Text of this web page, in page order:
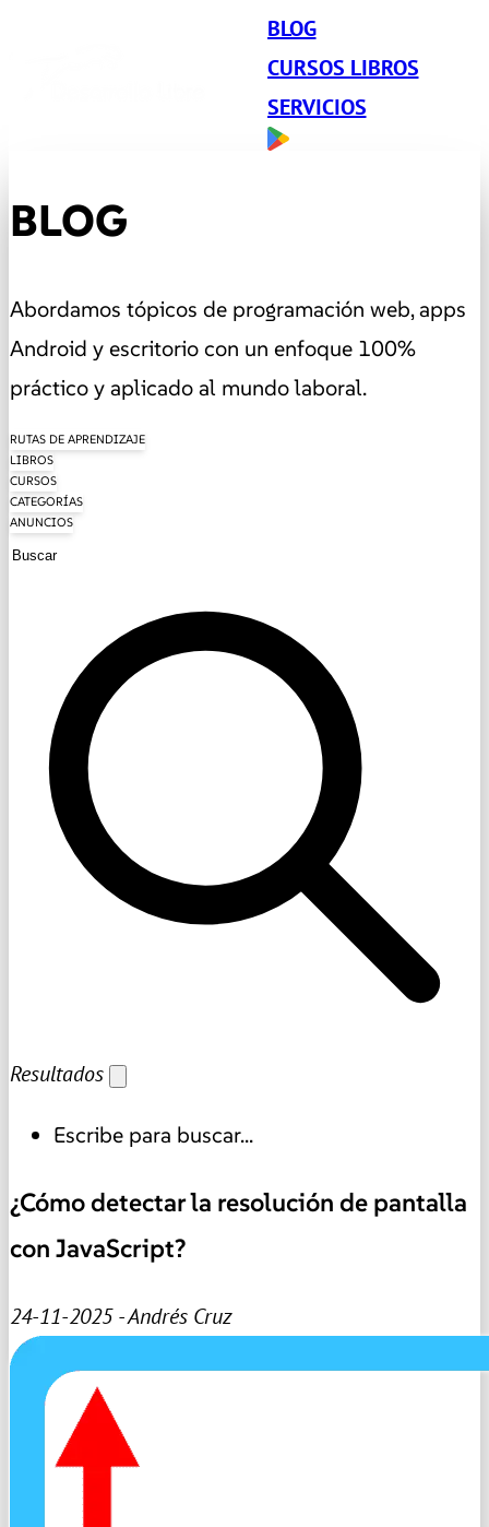
BLOG
CURSOS LIBROS
SERVICIOS
BLOG
Abordamos tópicos de programación web, apps
Android y escritorio con un enfoque 100%
práctico y aplicado al mundo laboral.
RUTAS DE APRENDIZAJE
LIBROS
CURSOS
CATEGORÍAS
ANUNCIOS
Resultados
Escribe para buscar...
¿Cómo detectar la resolución de pantalla
con JavaScript?
24-11-2025 - Andrés Cruz